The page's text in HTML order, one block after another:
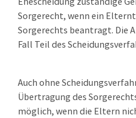
Sorgerecht, wenn ein
Sorgerechts beantragt. Die
Fall Teil des
Auch ohne
Übertragung des
möglich, wenn die Eltern